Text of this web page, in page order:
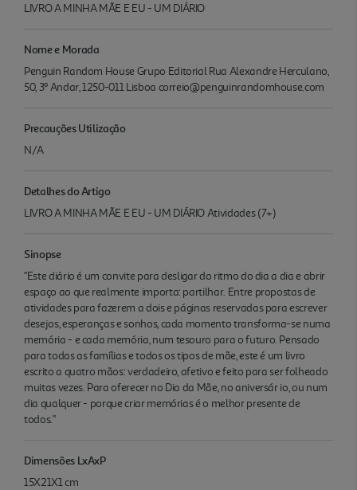
LIVRO A MINHA MÃE E EU - UM DIÁRIO
Nome e Morada
Penguin Random House Grupo Editorial Rua Alexandre Herculano,
50, 3º Andar, 1250-011 Lisboa correio@penguinrandomhouse.com
Precauções Utilização
N/A
Detalhes do Artigo
LIVRO A MINHA MÃE E EU - UM DIÁRIO Atividades (7+)
Sinopse
"Este diário é um convite para desligar do ritmo do dia a dia e abrir
espaço ao que realmente importa: partilhar. Entre propostas de
atividades para fazerem a dois e páginas reservadas para escrever
desejos, esperanças e sonhos, cada momento transforma-se numa
memória - e cada memória, num tesouro para o futuro. Pensado
para todas as famílias e todos os tipos de mãe, este é um livro
escrito a quatro mãos: verdadeiro, afetivo e feito para ser folheado
muitas vezes. Para oferecer no Dia da Mãe, no aniversár io, ou num
dia qualquer - porque criar memórias é o melhor presente de
todos."
Dimensões LxAxP
15X21X1 cm